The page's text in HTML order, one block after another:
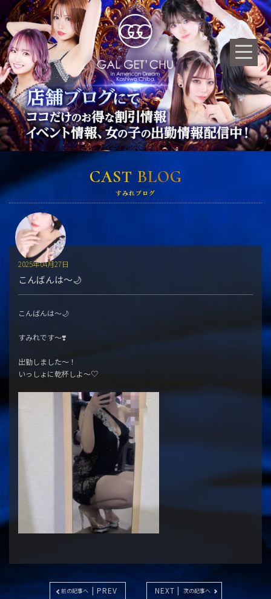
CAST BLOG
すみれブログ
こんばんは〜🌙
2025年04月27日
こんばんは〜🌙
すみれです〜❣️
出勤しました〜！
いっしょに乾杯しよ〜♡
前の記事へ | PREV NEXT | 次の記事へ